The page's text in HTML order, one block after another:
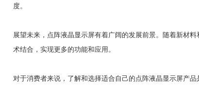
度。
展望未来，点阵液晶显示屏有着广阔的发展前景。随着新材
术结合，实现更多的功能和应用。
对于消费者来说，了解和选择适合自己的点阵液晶显示屏产